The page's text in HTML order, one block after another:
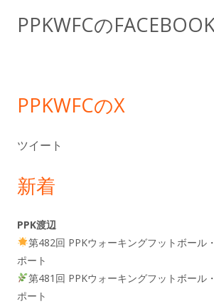
ド
PPKWFCの
PPKWFCのX
ツイート
新着
PPK渡辺
第482回 PPKウォーキングフットボール
ポート
第481回 PPKウォーキングフットボール
ポート